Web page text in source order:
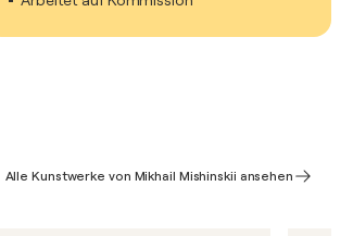
Alle Kunstwerke von Mikhail Mishinskii ansehen